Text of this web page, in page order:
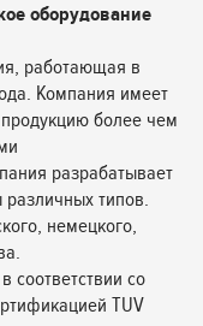
оборудование
работающая в
Компания имеет
продукцию более чем
разрабатывает
различных типов.
немецкого,
соответствии со
TUV